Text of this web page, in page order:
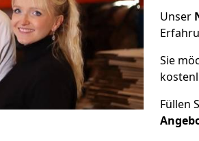
Unser
Sie
Füllen